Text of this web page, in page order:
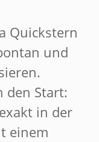
Quickstern
und
den Start:
in der
einem